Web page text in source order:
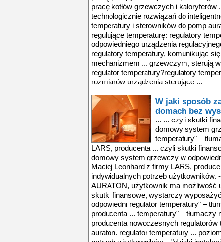
W jaki sposób
domach bez
... ... czyli skutki finansowe, wystarczy wyposażyć domowy system grzewczy w odpowiedni regulator temperatury" – tłumaczy Maciej Leonhard z firmy LARS, producenta ... czyli skutki finansowe, wystarczy wyposażyć domowy system grzewczy w odpowiedni regulator temperatury" – tłumaczy Maciej Leonhard z firmy LARS, producenta ... poziomu temperatury do indywidualnych potrzeb użytkowników. - "Dzięki instalacji regulatora AURATON, użytkownik ma możliwość ustanowienia automatycznej ... czyli skutki finansowe, wystarczy wyposażyć domowy system grzewczy w odpowiedni regulator temperatury" – tłumaczy maciej leonhard z firmy lars, producenta ... temperatury" – tłumaczy maciej leonhard z firmy lars, producenta nowoczesnych regulatorów temperatury i sterowników do pomp auraton. regulator temperatury ... poziomu temperatury do indywidualnych potrzeb użytkowników. - "dzięki instalacji regulatora auraton, użytkownik ma możliwość ustanowienia automatycznej ... oszczędności oprócz komfortu cieplnego oraz niezwykłej wygody użytkowania, instalacja regulatora temperatury w domowym systemie grzewczym przynosi również ... temperatury" – tłumaczy maciej leonhard z firmy lars, producenta nowoczesnych regulatorów temperatury i sterowników do pomp auraton. regulator temperatury ... w piwnicach i kotłowniach. warto zwrócić uwagę także na prostotę w obsłudze regulatorów, która jest wręcz intuicyjna. - za pomocą wygodnej, ergonomicznej ... temperatury i sterowników do pomp auraton. regulator temperatury w praktyce regulatory temperatury to urządzenia, które mogą zarządzać pracą niemal każdego ... dnia tygodnia, a także zmieniać ją, kiedy tylko przyjdzie nam na to ochota. – regulatory te umożliwiają ponadto zaprogramowanie temperatury z wyprzedzeniem ... czyli skutki finansowe, wystarczy wyposażyć domowy system grzewczy w odpowiedni regulator temperatury" – tłumaczy maciej leonhard z firmy lars, producenta ... temperatury" – tłumaczy maciej leonhard z firmy lars, producenta nowoczesnych regulatorów temperatury i sterowników do pomp auraton. regulator temperatury ... poziomu temperatury do indywidualnych potrzeb użytkowników. - "dzięki instalacji regulatora auraton, użytkownik ma możliwość ustanowienia automatycznej ... oszczędności oprócz komfortu cieplnego oraz niezwykłej wygody użytkowania, instalacja regulatora temperatury w domowym systemie grzewczym przynosi również ... temperatury" – tłumaczy maciej leonhard z firmy lars, producenta nowoczesnych regulatorów temperatury i sterowników do pomp auraton. regulator temperatury ... w piwnicach i kotłowniach. warto zwrócić uwagę także na prostotę w obsłudze regulatorów, która jest wręcz intuicyjna. - za pomocą wygodnej, ergonomicznej ... temperatury i sterowników do pomp auraton. regulator temperatury w praktyce regulatory temperatury to urządzenia, które mogą zarządzać pracą niemal każdego ... dnia tygodnia, a także zmieniać ją, kiedy tylko przyjdzie nam na to ochota. – regulatory te umożliwiają ponadto zaprogramowanie temperatury z wyprzedzeniem ... czyli skutki finansowe, wystarczy wyposażyć domowy system grzewczy w odpowiedni regulator temperatury" – tłumaczy maciej leonhard z firmy lars, producenta ... temperatury" – tłumaczy maciej leonhard z firmy lars, producenta nowoczesnych regulatorów temperatury i sterowników do pomp auraton. regulator temperatury ... poziomu temperatury do indywidualnych potrzeb użytkowników. - "dzięki instalacji regulatora auraton, użytkownik ma możliwość ustanowienia automatycznej ... oszczędności oprócz komfortu cieplnego oraz niezwykłej wygody użytkowania, instalacja regulatora temperatury w domowym systemie grzewczym przynosi również ... temperatury" – tłumaczy maciej leonhard z firmy lars, producenta nowoczesnych regulatorów temperatury i sterowników do pomp auraton. regulator temperatury ... w piwnicach i kotłowniach.